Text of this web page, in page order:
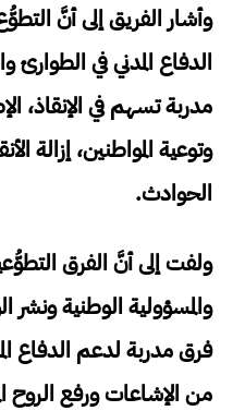
وأشار الفريق إلى أنَّ
الدفاع المدني في
مدربة تسهم في الإنقاذ،
وتوعية المواطنين، إزالة
الحوادث.
ولفت إلى أنَّ الفرق
والمسؤولية الوطنية ونشر
فرق مدربة لدعم الدفاع
من الإشاعات ورفع الروح